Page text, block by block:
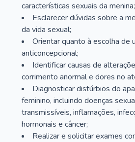
características sexuais da menina;
Esclarecer dúvidas sobre a
da vida sexual;
Orientar quanto à escolha de
anticoncepcional;
Identificar causas de
corrimento anormal e dores no
Diagnosticar distúrbios do
feminino, incluindo doenças
transmissíveis, inflamações,
hormonais e câncer;
Realizar e solicitar exames